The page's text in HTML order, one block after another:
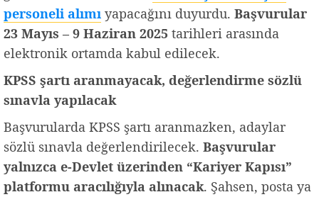
personeli alımı yapacağını duyurdu. Başvurular
23 Mayıs – 9 Haziran 2025 tarihleri arasında
elektronik ortamda kabul edilecek.
KPSS şartı aranmayacak, değerlendirme sözlü
sınavla yapılacak
Başvurularda KPSS şartı aranmazken, adaylar
sözlü sınavla değerlendirilecek. Başvurular
yalnızca e-Devlet üzerinden “Kariyer Kapısı”
platformu aracılığıyla alınacak. Şahsen, posta ya